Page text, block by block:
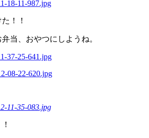
！！
当、おやつにしようね。